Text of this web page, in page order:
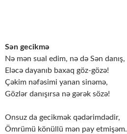
Sən gecikmə
Nə mən sual edim, nə də Sən danış,
Eləcə dayanıb baxaq göz-gözə!
Çəkim nəfəsimi yanan sinəmə,
Gözlər danışırsa nə gərək sözə!
Onsuz da gecikmək qədərimdədir,
Ömrümü könüllü mən pay etmişəm.